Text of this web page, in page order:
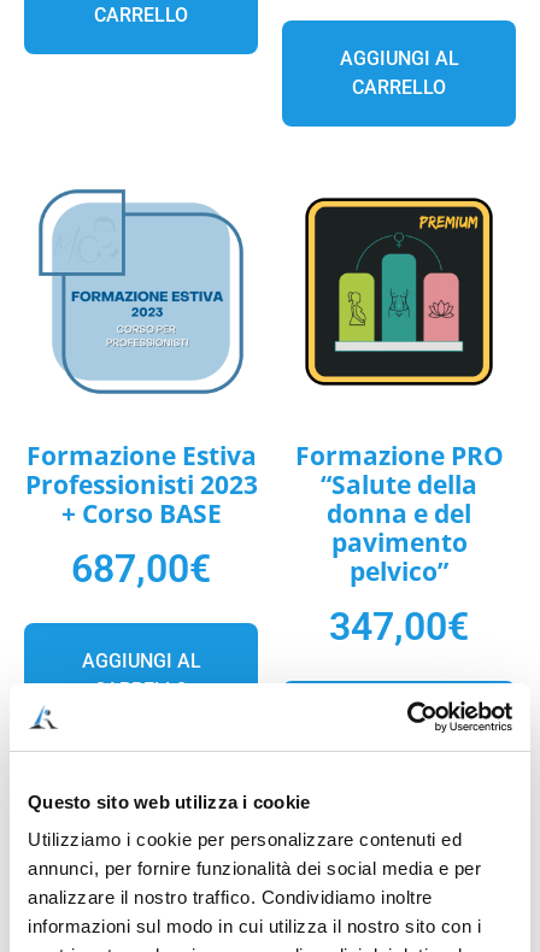
Questo sito web utilizza i cookie
Utilizziamo i cookie per personalizzare contenuti ed
annunci, per fornire funzionalità dei social media e per
analizzare il nostro traffico. Condividiamo inoltre
informazioni sul modo in cui utilizza il nostro sito con i
CARRELLO
AGGIUNGI AL
CARRELLO
Formazione Estiva
Professionisti 2023
+ Corso BASE
687,00€
AGGIUNGI AL
CARRELLO
Formazione PRO
“Salute della
donna e del
pavimento
pelvico”
347,00€
AGGIUNGI AL
CARRELLO